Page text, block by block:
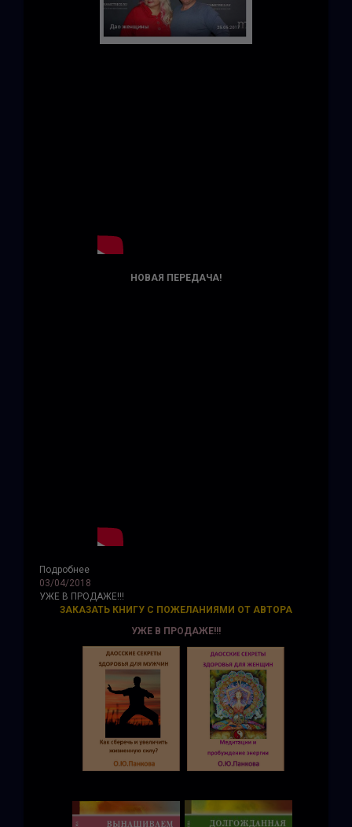
НОВАЯ ПЕРЕДАЧА!
Подробнее
03/04/2018
УЖЕ В ПРОДАЖЕ!!!
ЗАКАЗАТЬ КНИГУ С ПОЖЕЛАНИЯМИ ОТ АВТОРА
УЖЕ В ПРОДАЖЕ!!!